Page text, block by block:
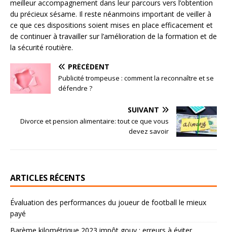
meilleur accompagnement dans leur parcours vers l’obtention
du précieux sésame. Il reste néanmoins important de veiller à
ce que ces dispositions soient mises en place efficacement et
de continuer à travailler sur l’amélioration de la formation et de
la sécurité routière.
PRÉCÉDENT
Publicité trompeuse : comment la reconnaître et se
défendre ?
SUIVANT
Divorce et pension alimentaire: tout ce que vous
devez savoir
ARTICLES RÉCENTS
Évaluation des performances du joueur de football le mieux
payé